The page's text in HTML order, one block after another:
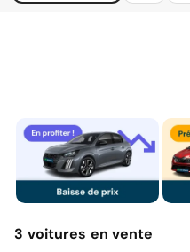
3 voitures en vente